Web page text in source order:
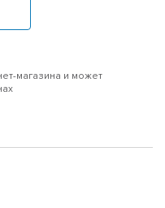
магазина и может